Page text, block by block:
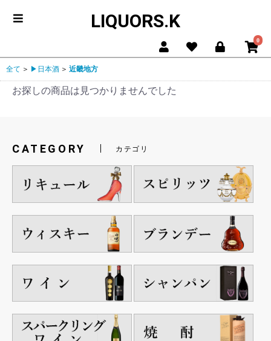
LIQUORS.K
0
全て ＞ ▶日本酒 ＞ 近畿地方
お探しの商品は見つかりませんでした
CATEGORY カテゴリ